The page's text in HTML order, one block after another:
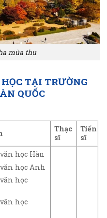
mùa thu
TẠI TRƯỜNG
QUỐC
Thạc
sĩ
Tiến
sĩ
học Hàn
học Anh
học
học